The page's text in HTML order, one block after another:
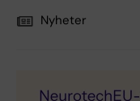
Nyheter